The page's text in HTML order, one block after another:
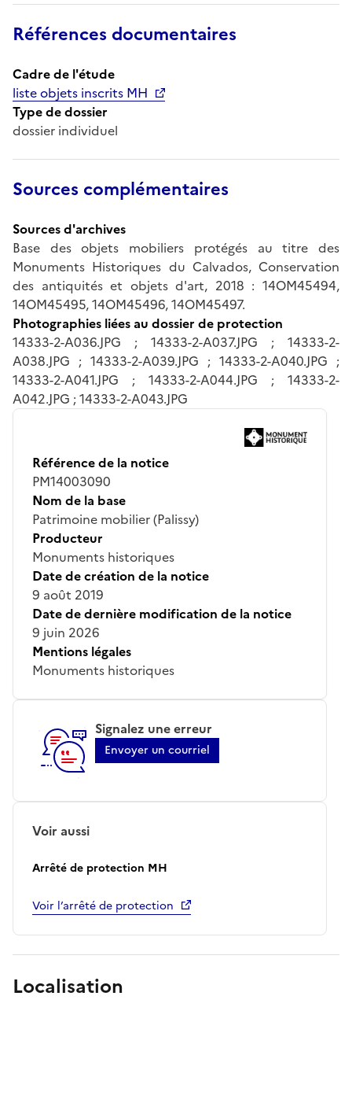
Références documentaires
Cadre de l'étude
liste objets inscrits MH
Type de dossier
dossier individuel
Sources complémentaires
Sources d'archives
Base des objets mobiliers protégés au titre des
Monuments Historiques du Calvados, Conservation
des antiquités et objets d'art, 2018 : 14OM45494,
14OM45495, 14OM45496, 14OM45497.
Photographies liées au dossier de protection
14333-2-A036.JPG ; 14333-2-A037.JPG ; 14333-2-
A038.JPG ; 14333-2-A039.JPG ; 14333-2-A040.JPG ;
14333-2-A041.JPG ; 14333-2-A044.JPG ; 14333-2-
A042.JPG ; 14333-2-A043.JPG
Référence de la notice
PM14003090
Nom de la base
Patrimoine mobilier (Palissy)
Producteur
Monuments historiques
Date de création de la notice
9 août 2019
Date de dernière modification de la notice
9 juin 2026
Mentions légales
Monuments historiques
Signalez une erreur
Envoyer un courriel
Voir aussi
Arrêté de protection MH
Voir l’arrêté de protection
Localisation